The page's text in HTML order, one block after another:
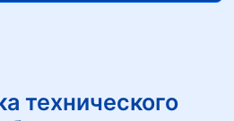
технического